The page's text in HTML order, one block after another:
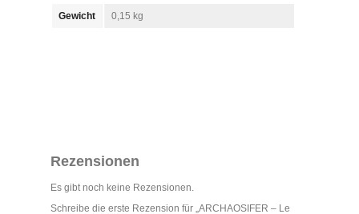
Gewicht 0,15 kg
Rezensionen
Es gibt noch keine Rezensionen.
Schreibe die erste Rezension für „ARCHAOSIFER – Le